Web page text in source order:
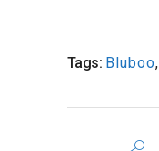
Tags: Bluboo,